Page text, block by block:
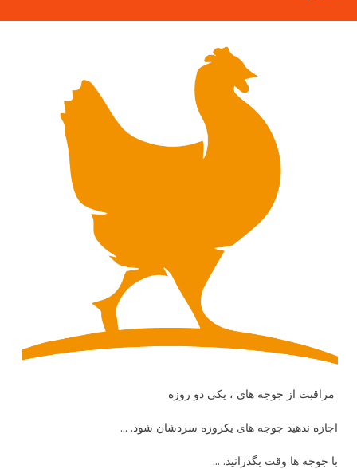
مراقبت از جوجه های ، یکی دو روزه
اجازه ندهید جوجه های یکروزه سردشان شود. ...
با جوجه ها وقت بگذرانید. ...